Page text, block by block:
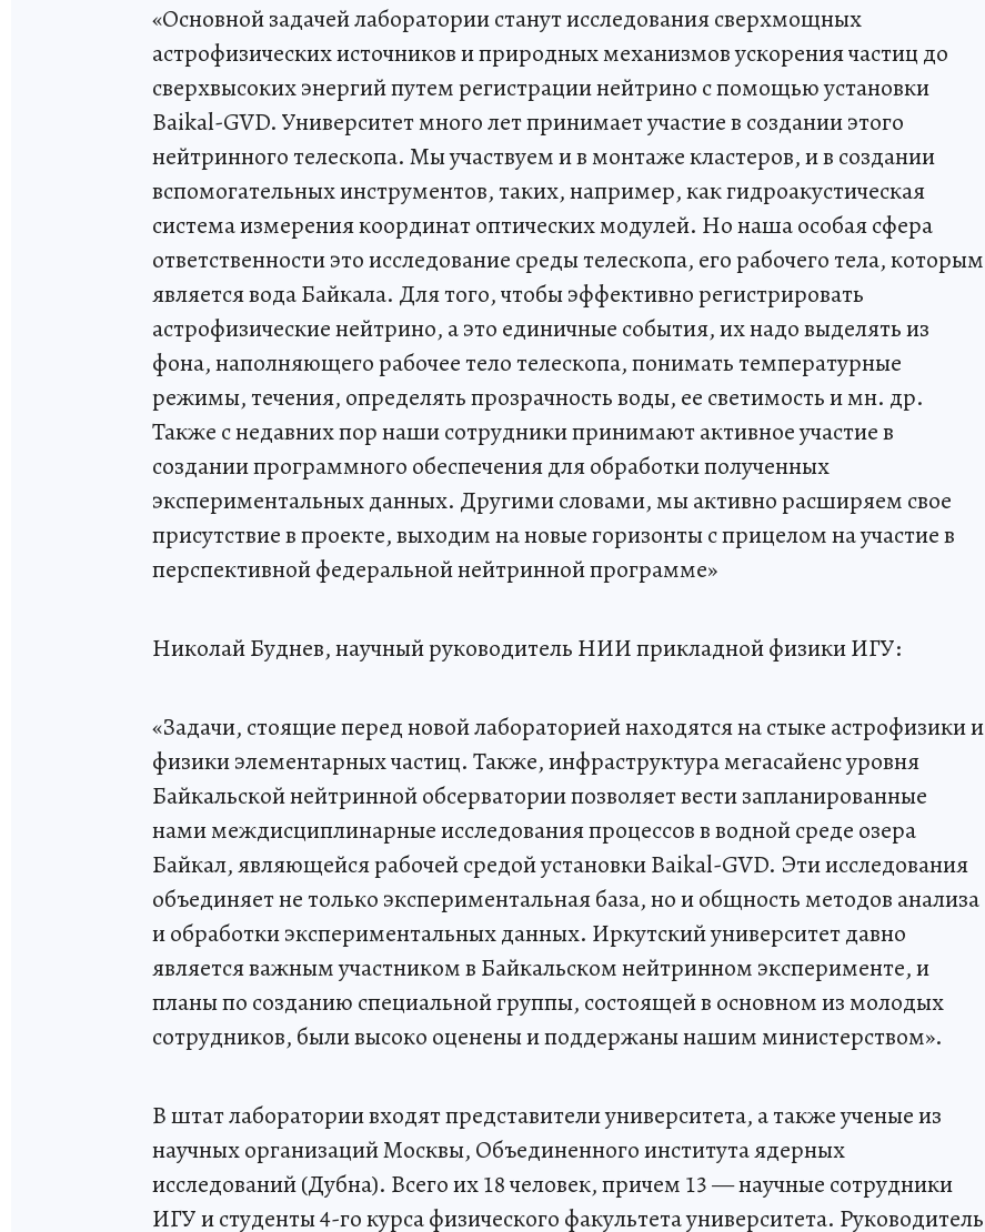
«Основной задачей лаборатории станут исследования сверхмощных
астрофизических источников и природных механизмов ускорения частиц до
сверхвысоких энергий путем регистрации нейтрино с помощью установки
Baikal-GVD. Университет много лет принимает участие в создании этого
нейтринного телескопа. Мы участвуем и в монтаже кластеров, и в создании
вспомогательных инструментов, таких, например, как гидроакустическая
система измерения координат оптических модулей. Но наша особая сфера
ответственности это исследование среды телескопа, его рабочего тела, которым
является вода Байкала. Для того, чтобы эффективно регистрировать
астрофизические нейтрино, а это единичные события, их надо выделять из
фона, наполняющего рабочее тело телескопа, понимать температурные
режимы, течения, определять прозрачность воды, ее светимость и мн. др.
Также с недавних пор наши сотрудники принимают активное участие в
создании программного обеспечения для обработки полученных
экспериментальных данных. Другими словами, мы активно расширяем свое
присутствие в проекте, выходим на новые горизонты с прицелом на участие в
перспективной федеральной нейтринной программе»
Николай Буднев, научный руководитель НИИ прикладной физики ИГУ:
«Задачи, стоящие перед новой лабораторией находятся на стыке астрофизики и
физики элементарных частиц. Также, инфраструктура мегасайенс уровня
Байкальской нейтринной обсерватории позволяет вести запланированные
нами междисциплинарные исследования процессов в водной среде озера
Байкал, являющейся рабочей средой установки Baikal-GVD. Эти исследования
объединяет не только экспериментальная база, но и общность методов анализа
и обработки экспериментальных данных. Иркутский университет давно
является важным участником в Байкальском нейтринном эксперименте, и
планы по созданию специальной группы, состоящей в основном из молодых
сотрудников, были высоко оценены и поддержаны нашим министерством».
В штат лаборатории входят представители университета, а также ученые из
научных организаций Москвы, Объединенного института ядерных
исследований (Дубна). Всего их 18 человек, причем 13 — научные сотрудники
ИГУ и студенты 4-го курса физического факультета университета. Руководитель